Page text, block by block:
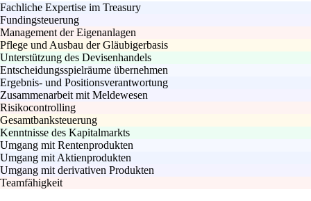
Fachliche Expertise im Treasury
Fundingsteuerung
Management der Eigenanlagen
Pflege und Ausbau der Gläubigerbasis
Unterstützung des Devisenhandels
Entscheidungsspielräume übernehmen
Ergebnis- und Positionsverantwortung
Zusammenarbeit mit Meldewesen
Risikocontrolling
Gesamtbanksteuerung
Kenntnisse des Kapitalmarkts
Umgang mit Rentenprodukten
Umgang mit Aktienprodukten
Umgang mit derivativen Produkten
Teamfähigkeit